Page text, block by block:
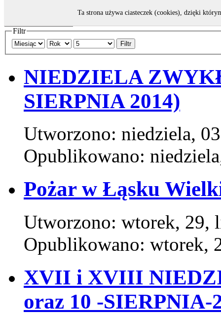
Filtr
Filtr
NIEDZIELA
SIERPNIA 2014)
Utworzono: niedziela,
Opublikowano:
Pożar w Łąsku
Utworzono: wtorek, 29,
Opublikowano: wtorek,
XVII i XVIII
oraz 10 -SIERPNIA-
Ta strona używa ciasteczek (cookies), dzięki